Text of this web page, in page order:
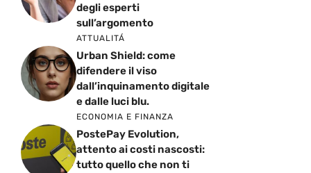
degli esperti
sull’argomento
ATTUALITÁ
Urban Shield: come
difendere il viso
dall’inquinamento digitale
e dalle luci blu.
ECONOMIA E FINANZA
PostePay Evolution,
attento ai costi nascosti:
tutto quello che non ti